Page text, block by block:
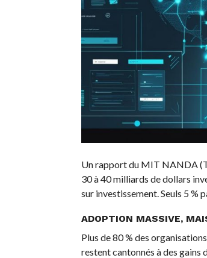
Un rapport du MIT NANDA
30 à 40 milliards de dollars
sur investissement. Seuls 5 %
ADOPTION MASSIVE,
Plus de 80 % des
restent cantonnés à des